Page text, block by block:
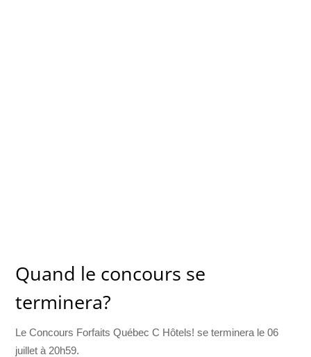
Quand le concours se
terminera?
Le Concours Forfaits Québec C Hôtels! se terminera le 06
juillet à 20h59.